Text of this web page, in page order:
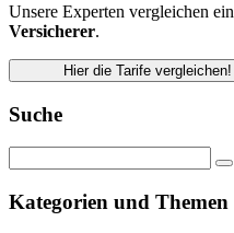
Unsere Experten vergleichen
Versicherer.
Hier die Tarife vergleichen!
Suche
Kategorien und Themen